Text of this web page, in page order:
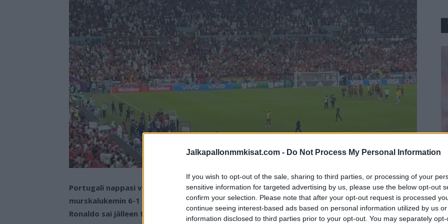
Jalkapallonmmkisat.com - Do Not Process My Personal Information
If you wish to opt-out of the sale, sharing to third parties, or processing of your
sensitive information for targeted advertising by us, please use the below opt-out
confirm your selection. Please note that after your opt-out request is processed
continue seeing interest-based ads based on personal information utilized by us
information disclosed to third parties prior to your opt-out. You may separately
Portugali nappasi viimeisen jaossa olleen paikan puolivälierissä, kun se kaatoi Sveitsin
murskalukemin 6-1 tiistai-iltana Suomen aikaa. Joukkueen suuren suuri supertähti Cristiano
Ronaldo sai jälleen tunteet kuohumaan tempauksellaan.